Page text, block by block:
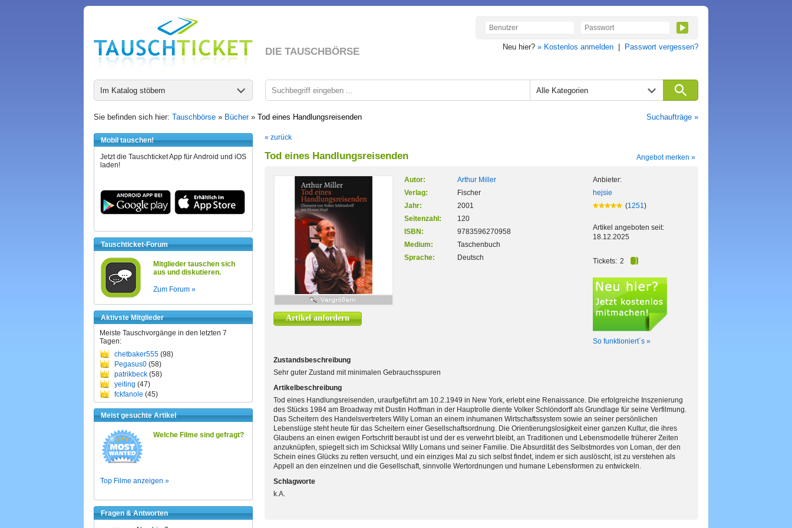
DIE TAUSCHBÖRSE Neu hier? » Kostenlos anmelden Passwort vergessen?
Im Katalog stöbern Alle Kategorien
Sie befinden sich hier: Tauschbörse » Bücher» Tod eines Handlungsreisenden Suchaufträge »
Mobil tauschen!
Jetzt die Tauschticket App für Android und iOS
laden!
Tauschticket-Forum
Mitglieder tauschen sich
aus und diskutieren.
Zum Forum »
Aktivste Mitglieder
Meiste Tauschvorgänge in den letzten 7
Tagen:
chetbaker555 (98)
Pegasus0 (58)
patrikbeck (58)
yeiting (47)
fckfanole (45)
Meist gesuchte Artikel
Welche Filme sind gefragt?
Top Filme anzeigen »
Fragen & Antworten
« zurück
Tod eines Handlungsreisenden Angebot merken »
Artikel anfordern
Autor:
Arthur Miller
Verlag:
Fischer
Jahr:
2001
Seitenzahl:
120
ISBN:
9783596270958
Medium:
Taschenbuch
Sprache:
Deutsch
Anbieter:
hejsie
(1251)
Artikel angeboten seit:
18.12.2025
Tickets: 2
So funktioniert´s »
Zustandsbeschreibung
Sehr guter Zustand mit minimalen Gebrauchsspuren
Artikelbeschreibung
Tod eines Handlungsreisenden, uraufgeführt am 10.2.1949 in New York, erlebt eine Renaissance. Die erfolgreiche Inszenierung
des Stücks 1984 am Broadway mit Dustin Hoffman in der Hauptrolle diente Volker Schlöndorff als Grundlage für seine Verfilmung.
Das Scheitern des Handelsvertreters Willy Loman an einem inhumanen Wirtschaftssystem sowie an seiner persönlichen
Lebenslüge steht heute für das Scheitern einer Gesellschaftsordnung. Die Orientierungslosigkeit einer ganzen Kultur, die ihres
Glaubens an einen ewigen Fortschritt beraubt ist und der es verwehrt bleibt, an Traditionen und Lebensmodelle früherer Zeiten
anzuknüpfen, spiegelt sich im Schicksal Willy Lomans und seiner Familie. Die Absurdität des Selbstmordes von Loman, der den
Schein eines Glücks zu retten versucht, und ein einziges Mal zu sich selbst findet, indem er sich auslöscht, ist zu verstehen als
Appell an den einzelnen und die Gesellschaft, sinnvolle Wertordnungen und humane Lebensformen zu entwickeln.
Schlagworte
k.A.